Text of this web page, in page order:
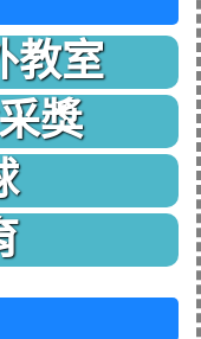
教室
獎